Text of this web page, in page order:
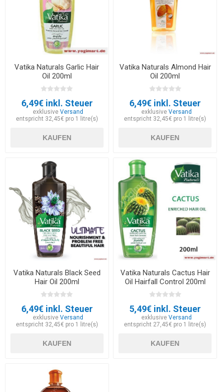
Vatika Naturals Garlic Hair
Oil 200ml
6,49€ inkl. Steuer
exklusiveVersand
entspricht 32,45€ pro 1 litre(s)
KAUFEN
Vatika Naturals Almond Hair
Oil 200ml
6,49€ inkl. Steuer
exklusive Versand
entspricht 32,45€ pro 1 litre(s)
KAUFEN
Vatika Naturals Black Seed
Hair Oil 200ml
6,49€ inkl. Steuer
exklusiveVersand
entspricht 32,45€ pro 1 litre(s)
KAUFEN
Vatika Naturals Cactus Hair
Oil Hairfall Control 200ml
5,49€ inkl. Steuer
exklusive Versand
entspricht 27,45€ pro 1 litre(s)
KAUFEN